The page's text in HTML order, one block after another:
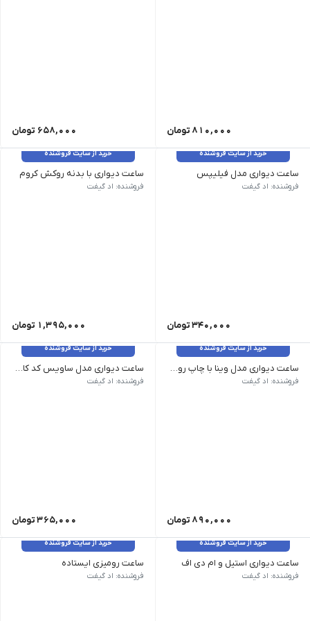
810,000 تومان 658,000 تومان
خرید از سایت فروشنده
ساعت دیواری مدل فیلیپس
کد کالا ZSD-5130| قیمت 3,400,000 ریال| حداقل تیراژ 100| رنگ بندی ابعاد کالا 320x270 mm| ابعاد محل چاپ 225mm| نوع چاپ سیلک, دیجیتال
فروشنده: اد گیفت
340,000تومان
خرید از سایت فروشنده
ساعت دیواری با بدنه روکش کروم
کد کالا ZSD-5166| قیمت 9,500,000 ریال| حداقل تیراژ 50| رنگ بندی ابعاد کالا 305x305x50 mm| ابعاد محل چاپ 28cm| نوع چاپ
فروشنده: اد گیفت
1,395,000 تومان
خرید از سایت فروشنده
ساعت دیواری مدل وینا با چاپ روی شیشه کد کالا ZSD-5194W کد کالا ZSD-5194W| قیمت 4,950,000 ریال| حداقل تیراژ 100| رنگ بندی ابعاد کالا 327x327x60 mm| ابعاد محل چاپ 200x200 mm| نوع چاپ سیلک, دیجیتال
فروشنده: اد گیفت
890,000 تومان
خرید از سایت فروشنده
ساعت دیواری مدل ساویس کد کالا ZSD-5163A کد کالا ZSD-5163A| قیمت 3,650,000 ریال| حداقل تیراژ 200| رنگ بندی ابعاد کالا 400*299| ابعاد محل چاپ نوع چاپ سیلک, دیجیتال
فروشنده: اد گیفت
365,000تومان
خرید از سایت فروشنده
ساعت دیواری استیل و ام دی اف
کد کالا ZSD-5184| قیمت 5,600,000 ریال| حداقل تیراژ 50| رنگ بندی ابعاد کالا 280x280x27 mm| ابعاد محل چاپ 280x280 mm| نوع چاپ حک لیزر, سیلک, دیجیتال
فروشنده: اد گیفت
خرید از سایت فروشنده
ساعت رومیزی ایستاده
کد کالا SSR-8061| قیمت 1,250,000 ریال| حداقل تیراژ 50| رنگ بندی ابعاد کالا 8.5x11x3.5 cm| ابعاد محل چاپ 6x2 cm| نوع چاپ
فروشنده: اد گیفت